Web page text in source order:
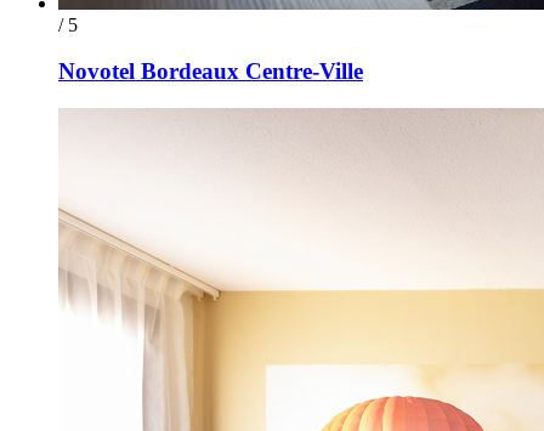
/ 5
Novotel Bordeaux Centre-Ville